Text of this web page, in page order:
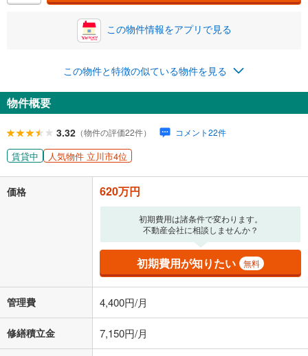
この物件情報をアプリで見る
この物件と特徴の似ている物件を見る
物件概要
3.32 （物件の評価22件） コメント22件
賃貸中 人気物件 立川市4位
価格 620万円
初期費用は諸条件で変わります。
不動産会社に相談しませんか？
初期費用が知りたい 無料
管理費 4,400円/月
修繕積立金 7,150円/月